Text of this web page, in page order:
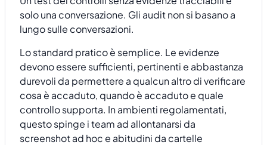
solo una conversazione. Gli audit non si basano a
lungo sulle conversazioni.
Lo standard pratico è semplice. Le evidenze
devono essere sufficienti, pertinenti e abbastanza
durevoli da permettere a qualcun altro di verificare
cosa è accaduto, quando è accaduto e quale
controllo supporta. In ambienti regolamentati,
questo spinge i team ad allontanarsi da
screenshot ad hoc e abitudini da cartelle